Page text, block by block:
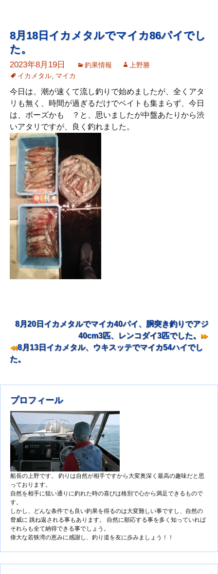
8月18日イカメタルでマイカ86パイでし
た。
2023年8月19日 釣果情報
上野勝
イカメタル マイカ
今日は、潮が速くて流し釣りで始めましたが、全くアタ
リも無く、時間が過ぎるだけでベイトも集まらず、今日
は、ボーズかも ？と、思いましたが中盤あたりから渋
いアタリですが、良く釣れました。
ナビゲーション
8月20日イカメタルでマイカ40パイ、胴突き釣りでアジ
40cm3匹、レンコダイ3匹でした。
8月13日イカメタル、ウキスッテでマイカ54ハイでし
た。
プロフィール
船長の上野です。 釣りは自然が相手ですから大変奥深く最高の趣味だと思
っております。
自然を相手に狙い通りに釣れた時の喜びは格別で心から満足できるもので
す。
しかし、どんな条件でも良い釣果を得るのは大変難しい事ですし、自然の
脅威に 跳ね返される事もあります。 自然に順応する事を多く知っていれば
それらも全て納得できる事でしょう。
偉大な若狭湾の恵みに感謝し、釣り道を友に歩みましょう！！